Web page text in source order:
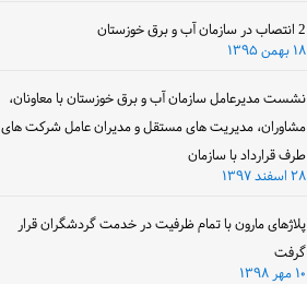
2 انتصاب در سازمان آب و برق خوزستان
۱۸ بهمن ۱۳۹۵
نشست مدیرعامل سازمان آب و برق خوزستان با معاونان،
مشاوران، مدیریت های مستقل و مدیران عامل شرکت های
طرف قرارداد با سازمان
۲۸ اسفند ۱۳۹۷
پلاژهای مارون با تمام ظرفیت در خدمت گردشگران قرار
گرفت
۱۰ مهر ۱۳۹۸